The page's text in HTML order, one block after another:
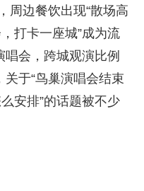
周边餐饮出现“散场高
打卡一座城”成为流
会，跨城观演比例
于“鸟巢演唱会结束
安排”的话题被不少